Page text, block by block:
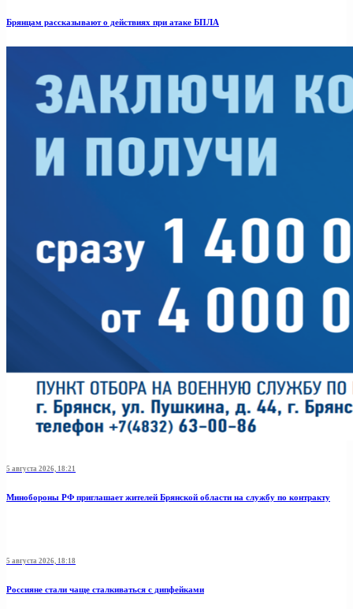
Брянцам рассказывают о действиях при атаке БПЛА
5 августа 2026, 18:21
Минобoроны РФ приглaшaет житeлeй Брянской области на службу по контракту
5 августа 2026, 18:18
Россияне стали чаще сталкиваться с дипфейками